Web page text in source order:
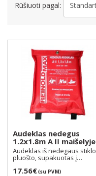
Rūšiuoti pagal:
Audeklas nedegus
1.2x1.8m A II maišelyje
Audeklas iš nedegaus stiklo
pluošto, supakuotas į
specialų maišelį, o ..
17.56€ (su PVM)